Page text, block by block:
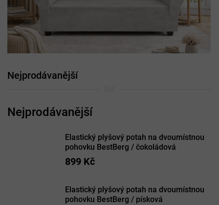
Nejprodávanější
Elastický plyšový potah na dvoumístnou
pohovku BestBerg / čokoládová
899 Kč
Elastický plyšový potah na dvoumístnou
pohovku BestBerg / písková